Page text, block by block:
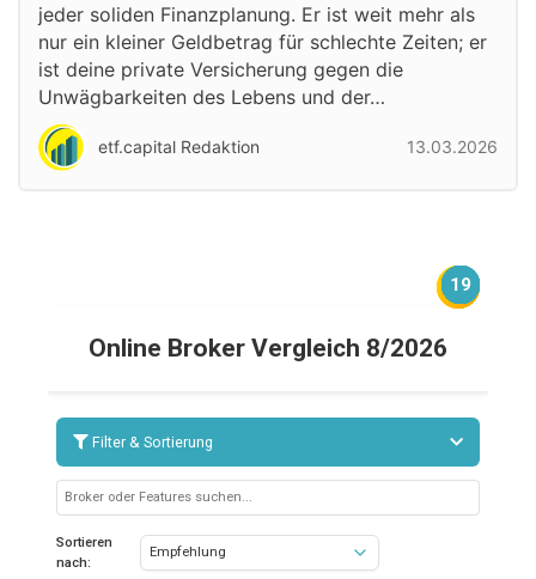
jeder soliden Finanzplanung. Er ist weit mehr als
nur ein kleiner Geldbetrag für schlechte Zeiten; er
ist deine private Versicherung gegen die
Unwägbarkeiten des Lebens und der…
etf.capital Redaktion 13.03.2026